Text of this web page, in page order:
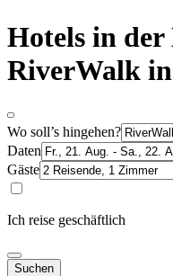
Hotels in der
RiverWalk
Wo soll’s hingehen?
Daten
Gäste
Ich reise geschäftlich
Suchen